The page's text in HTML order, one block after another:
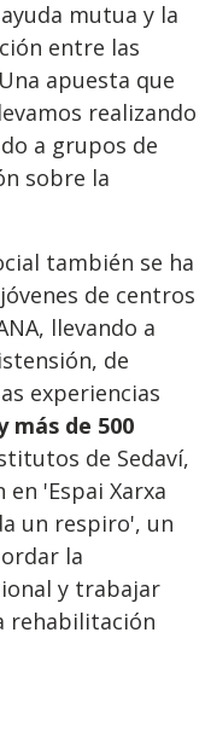
mutua y la
entre las
apuesta que
realizando
a grupos de
sobre la
también se ha
de centros
llevando a
de
experiencias
más de 500
de Sedaví,
'Espai Xarxa
un respiro', un
la
y trabajar
rehabilitación